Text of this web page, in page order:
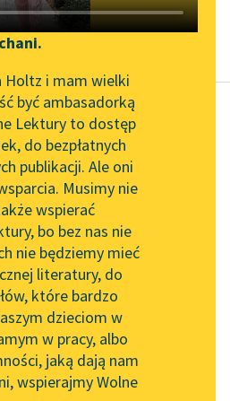
Zgłoś brak utworu
Narzędzia
Mapa Wolnych Lektur
Leśmianator
Przewodnik dla piszących i
czytających
API
OAI-PMH
Widget Wolnych Lektur
Przypisy
Holtz i mam wielki
być ambasadorką
Lektury to dostęp
do bezpłatnych
publikacji. Ale oni
Musimy nie
wspierać
bo bez nas nie
nie będziemy mieć
literatury, do
które bardzo
dzieciom w
w pracy, albo
jaką dają nam
wspierajmy Wolne
Autorka nieznana
Z pamiętników
bezrobotnych.
Pamiętnik nr 4
Kiedy Niemcy zabierali
młodzież, to syn mój
wyjechał i nie było go
cały rok. Przyjechał...
Czytaj więcej